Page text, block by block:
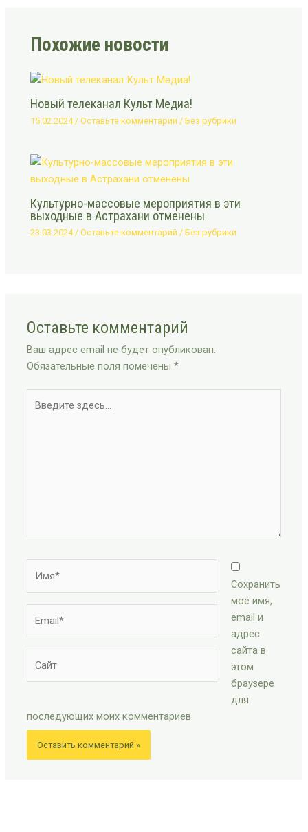
Похожие новости
Новый телеканал Культ Медиа!
15.02.2024 /Оставьте комментарий /Без рубрики
Культурно-массовые мероприятия в эти
выходные в Астрахани отменены
23.03.2024/Оставьте комментарий /Без рубрики
Оставьте комментарий
Ваш адрес email не будет опубликован.
Обязательные поля помечены*
здесь...
Сохранить
моё имя,
email и
адрес
сайта в
этом
браузере
для
последующих моих комментариев.